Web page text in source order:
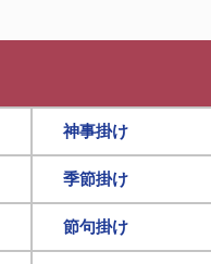
神事掛け
季節掛け
節句掛け